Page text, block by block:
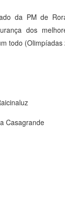
da PM de
dos
todo (Olimpíadas
Casagrande